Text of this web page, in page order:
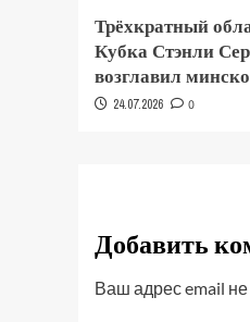
Трёхкратный
Кубка Стэнли
возглавил
24.07.2026 0
Добавить
Ваш адрес email не